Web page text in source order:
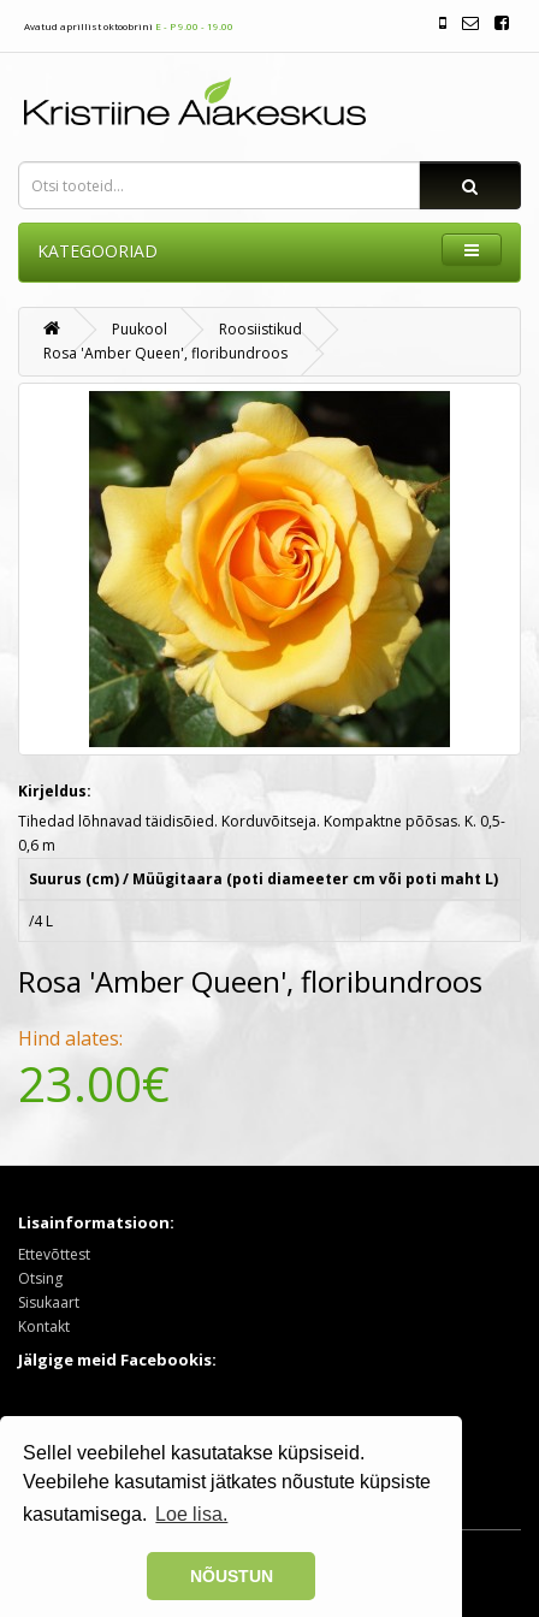
Sellel veebilehel kasutatakse küpsiseid.
Veebilehe kasutamist jätkates nõustute küpsiste
kasutamisega.
Loe lisa.
NÕUSTUN
Avatud aprillist oktoobrini E - P 9.00 - 19.00
KATEGOORIAD
Puukool
Roosiistikud
Rosa 'Amber Queen', floribundroos
Kirjeldus:
Tihedad lõhnavad täidisõied. Korduvõitseja. Kompaktne põõsas. K. 0,5-
0,6 m
Suurus (cm) / Müügitaara (poti diameeter cm või poti maht L)
/4 L
Rosa 'Amber Queen', floribundroos
23.00€
Hind alates:
Lisainformatsioon:
Ettevõttest
Otsing
Sisukaart
Kontakt
Jälgige meid Facebookis:
Puukool
Sooduspakkumised
Osaühing Kristiine Puukool © 2025 | +372 506 7799